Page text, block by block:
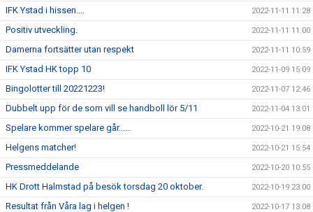
IFK Ystad i hissen.... 2022-11-11 11:28
Positiv utveckling. 2022-11-11 11:00
Damerna fortsätter utan respekt 2022-11-11 10:59
IFK Ystad HK topp 10 2022-11-09 15:09
Bingolotter till 20221223! 2022-11-07 12:46
Dubbelt upp för de som vill se handboll lör 5/11 2022-11-04 13:01
Spelare kommer spelare går...... 2022-10-21 19:08
Helgens matcher! 2022-10-21 15:54
Pressmeddelande 2022-10-20 10:55
HK Drott Halmstad på besök torsdag 20 oktober. 2022-10-19 23:00
Resultat från Våra lag i helgen ! 2022-10-17 13:08